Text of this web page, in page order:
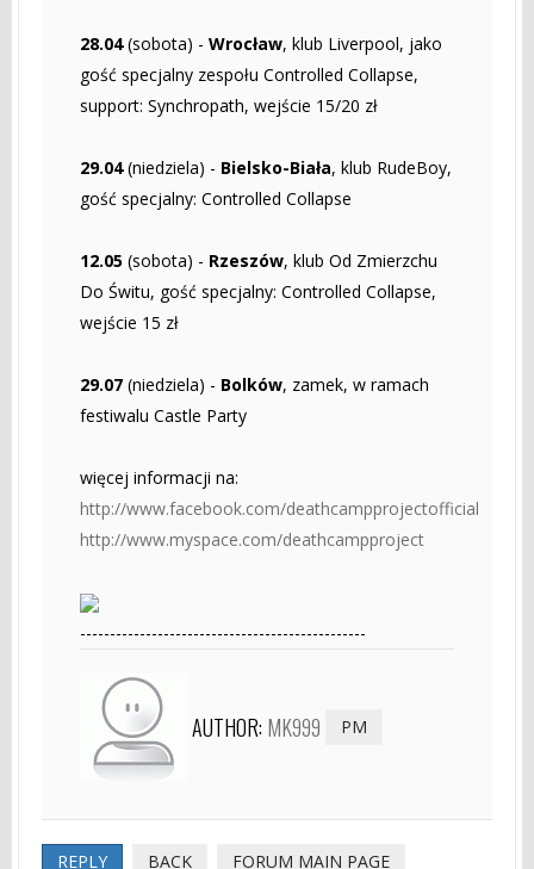
28.04(sobota) - Wrocław, klub Liverpool, jako
gość specjalny zespołu Controlled Collapse,
support: Synchropath, wejście 15/20 zł
29.04(niedziela) - Bielsko-Biała, klub RudeBoy,
gość specjalny: Controlled Collapse
12.05 (sobota) - Rzeszów, klub Od Zmierzchu
Do Świtu, gość specjalny: Controlled Collapse,
wejście 15 zł
29.07 (niedziela) - Bolków, zamek, w ramach
festiwalu Castle Party
więcej informacji na:
http://www.facebook.com/deathcampprojectofficial
http://www.myspace.com/deathcampproject
------------------------------------------------
AUTHOR: MK999 PM
REPLY BACK FORUM MAIN PAGE